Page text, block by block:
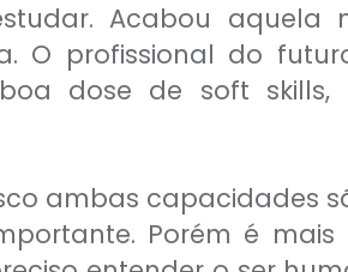
Acabou aquela
O profissional do
dose de soft skills,
ambas capacidades
Porém é mais